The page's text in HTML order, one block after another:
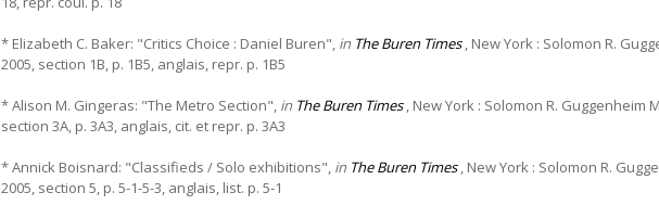
* Elizabeth C. Baker: "Critics Choice : Daniel Buren", in The Buren Times, New York : Solomon R.
2005, section 1B, p. 1B5, anglais, repr. p. 1B5
* Alison M. Gingeras: "The Metro Section", in The Buren Times, New York : Solomon R. Guggenheim
section 3A, p. 3A3, anglais, cit. et repr. p. 3A3
* Annick Boisnard: "Classifieds / Solo exhibitions", in The Buren Times, New York : Solomon R.
2005, section 5, p. 5-1-5-3, anglais, list. p. 5-1